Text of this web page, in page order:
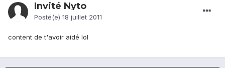
Invité Nyto
Posté(e) 18 juillet 2011
content de t'avoir aidé lol